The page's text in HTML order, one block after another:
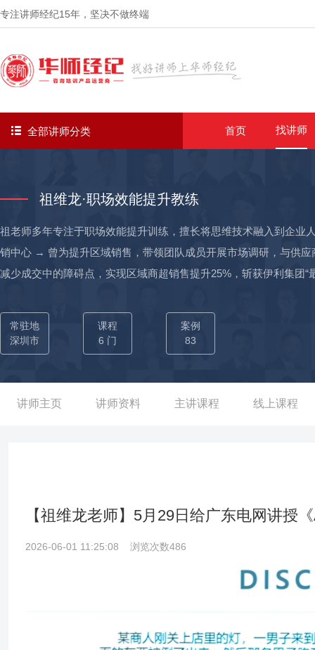
专注讲师经纪15年 ，坚决不做终端
全部讲师分类 首页 找讲师
祖维龙·职场效能提升教练
祖老师多年专注于职场效能提升训练，擅长将思维技术融入到企业
销中心 → 曾为提升区域销售，带领团队成员开展市场调研，与供
减少成交中的障碍点，实现区域商超销售提升25%，斩获伊利集团
省包装成本3万/月，获得相关部门嘉奖。 → 从全局思维出发，为
职场，实现新人入职1月内可独立负责商超对接； 03-曾任职于九机科技丨商学院教研中心 →曾通过不定期驻点跟访，员工访谈等
方式深入九机科技业务部门，剖析业务流程中存在的漏洞问题、优
能，新建人才储备池（沿用至今），并协同开发管理效能、服务
常驻地
深圳市
课程
6 门
案例
83
讲师主页 讲师资料 主讲课程 线上课程
【祖维龙老师】5月29日给广东电网讲授
2026-06-01 11:25:08 浏览次数486